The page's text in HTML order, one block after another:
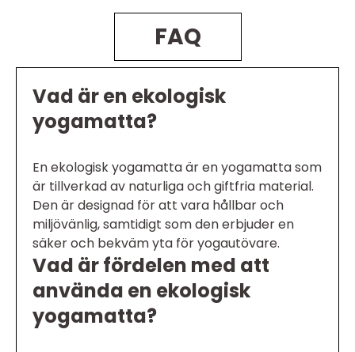
FAQ
Vad är en ekologisk
yogamatta?
En ekologisk yogamatta är en yogamatta som
är tillverkad av naturliga och giftfria material.
Den är designad för att vara hållbar och
miljövänlig, samtidigt som den erbjuder en
säker och bekväm yta för yogautövare.
Vad är fördelen med att
använda en ekologisk
yogamatta?